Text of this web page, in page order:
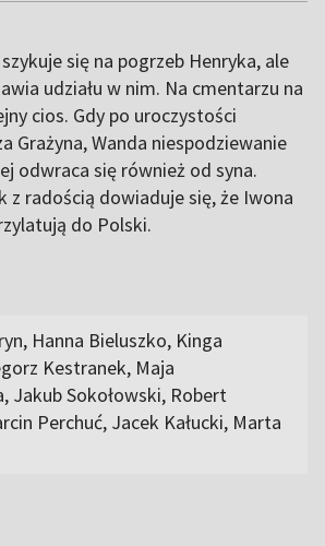
się na pogrzeb Henryka, ale
udziału w nim. Na cmentarzu na
cios. Gdy po uroczystości
Grażyna, Wanda niespodziewanie
odwraca się również od syna.
z radością dowiaduje się, że Iwona
do Polski.
Hanna Bieluszko, Kinga
Kestranek, Maja
Jakub Sokołowski, Robert
Perchuć, Jacek Kałucki, Marta